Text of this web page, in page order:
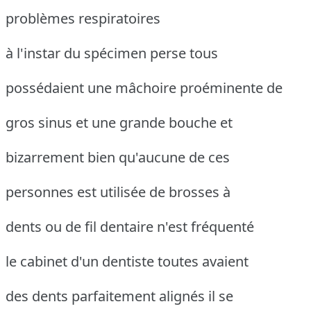
problèmes respiratoires
à l'instar du spécimen perse tous
possédaient une mâchoire proéminente de
gros sinus et une grande bouche et
bizarrement bien qu'aucune de ces
personnes est utilisée de brosses à
dents ou de fil dentaire n'est fréquenté
le cabinet d'un dentiste toutes avaient
des dents parfaitement alignés il se